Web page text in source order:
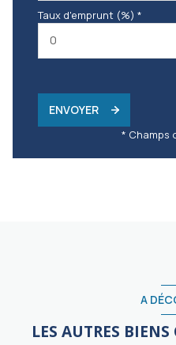
Taux d'emprunt (%) *
ENVOYER
* Champs
A
LES AUTRES